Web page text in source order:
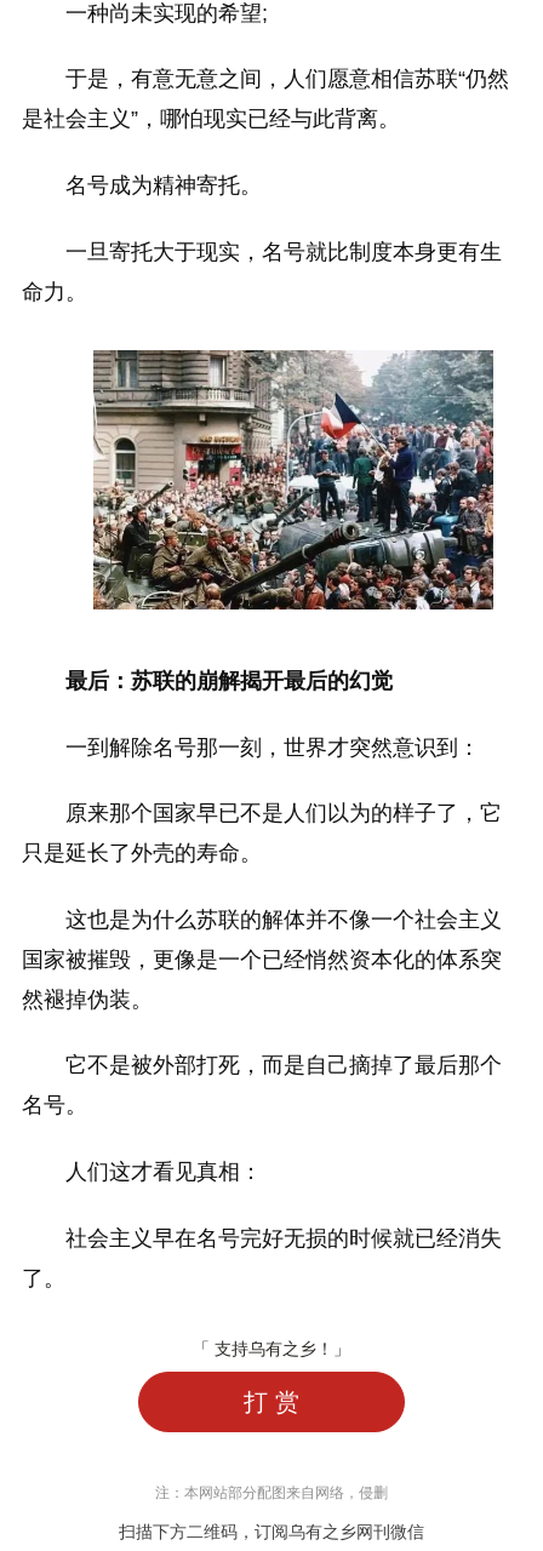
一种尚未实现的希望;
于是，有意无意之间，人们愿意相信苏联“仍然
是社会主义”，哪怕现实已经与此背离。
名号成为精神寄托。
一旦寄托大于现实，名号就比制度本身更有生
命力。
最后：苏联的崩解揭开最后的幻觉
一到解除名号那一刻，世界才突然意识到：
原来那个国家早已不是人们以为的样子了，它
只是延长了外壳的寿命。
这也是为什么苏联的解体并不像一个社会主义
国家被摧毁，更像是一个已经悄然资本化的体系突
然褪掉伪装。
它不是被外部打死，而是自己摘掉了最后那个
名号。
人们这才看见真相：
社会主义早在名号完好无损的时候就已经消失
了。
「 支持乌有之乡！」
打 赏
注：本网站部分配图来自网络，侵删
扫描下方二维码，订阅乌有之乡网刊微信